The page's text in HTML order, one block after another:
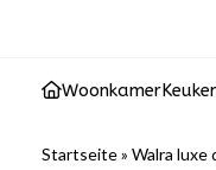
Woonkamer
Startseite» Walra luxe